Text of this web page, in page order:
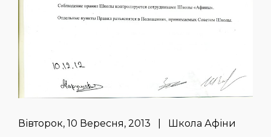
Вівторок, 10 Вересня, 2013 | Школа Афіни